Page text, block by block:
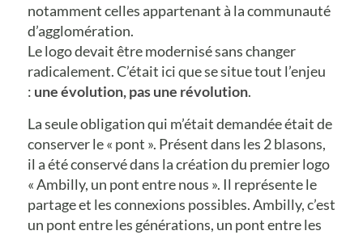
notamment celles appartenant à la communauté
d’agglomération.
Le logo devait être modernisé sans changer
radicalement. C’était ici que se situe tout l’enjeu
: une évolution, pas une révolution.
La seule obligation qui m’était demandée était de
conserver le « pont ». Présent dans les 2 blasons,
il a été conservé dans la création du premier logo
« Ambilly, un pont entre nous ». Il représente le
partage et les connexions possibles. Ambilly, c’est
un pont entre les générations, un pont entre les